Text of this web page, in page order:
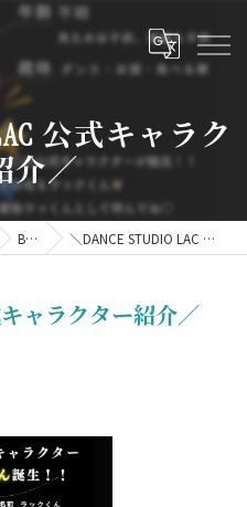
公式キャラク
介／
BLOG ＼DANCE STUDIO LAC 公式キャラクター紹介／
キャラクター紹介／